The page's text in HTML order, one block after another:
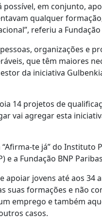
possível, em conjunto,
qualquer
referiu a
organizações e
que têm maiores
da iniciativa
14 projetos de
vai agregar esta
“Afirma-te já” do
e a Fundação BNP
apoiar jovens até aos 34
suas formações e não
emprego e também
casos.